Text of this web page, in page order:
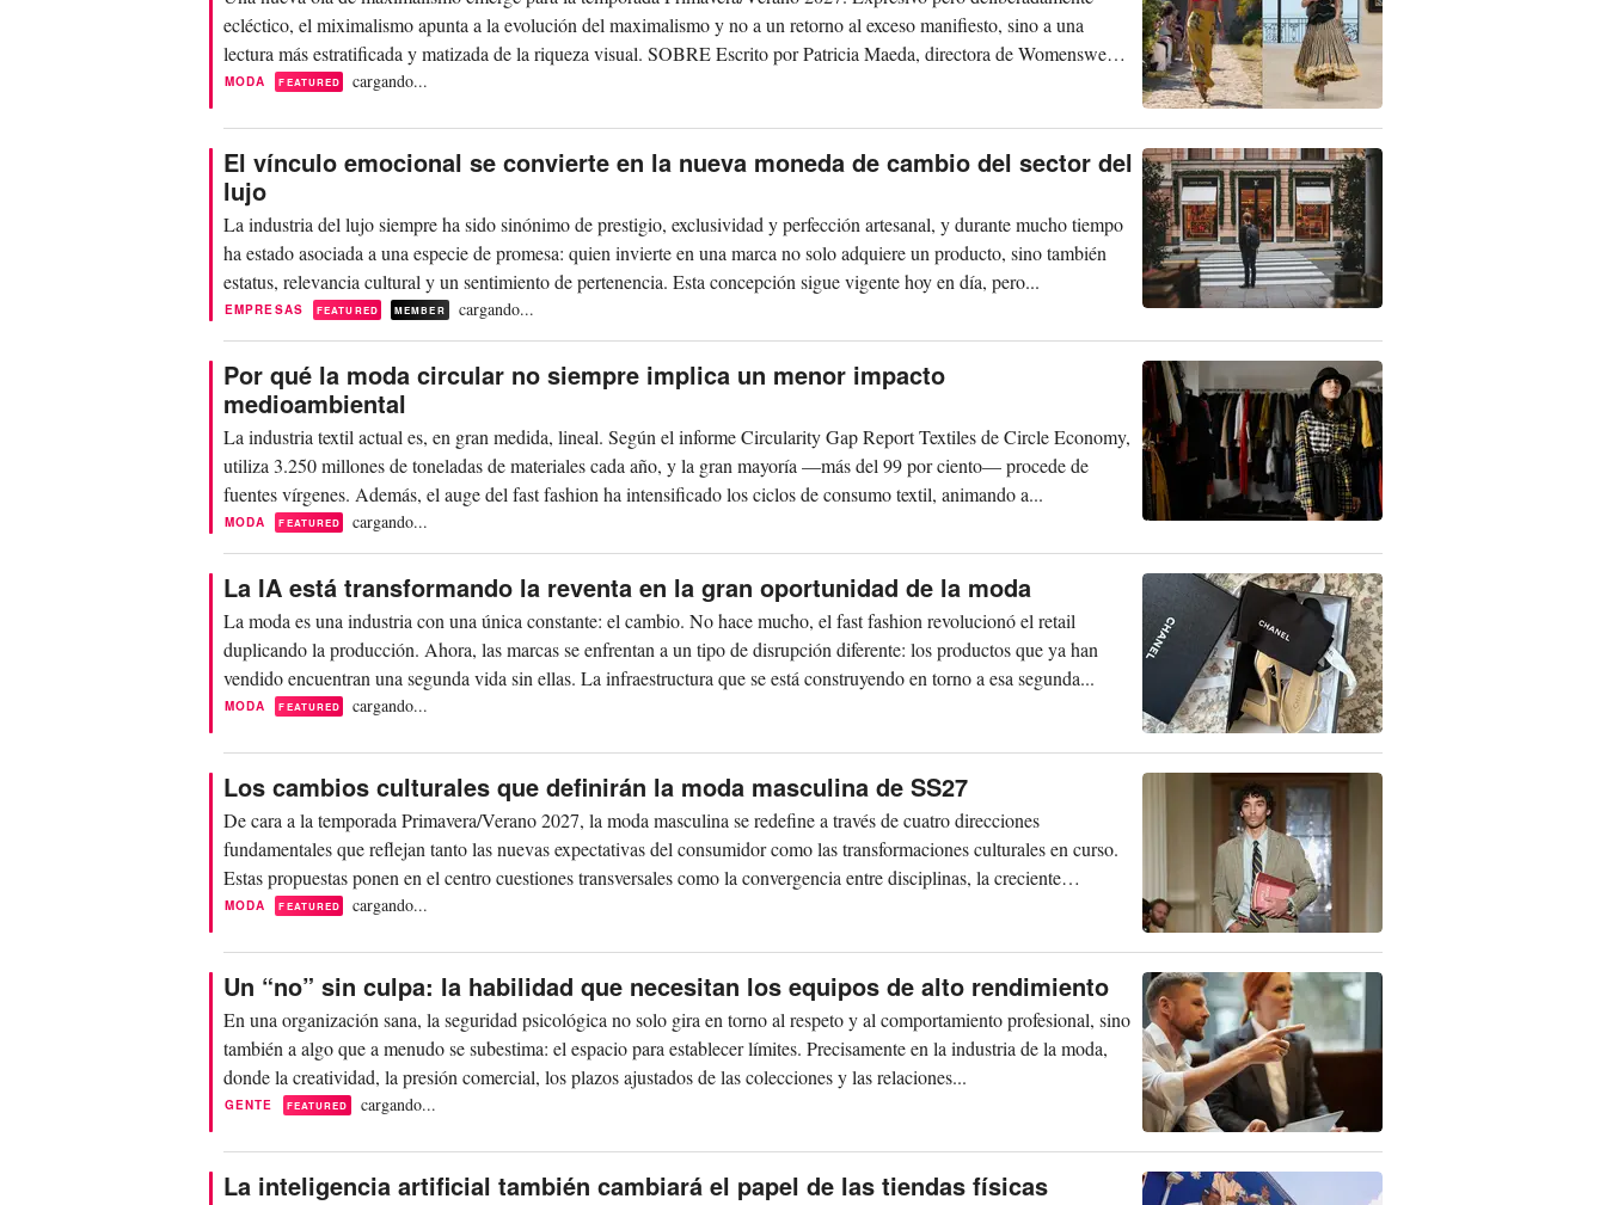
ecléctico, el miximalismo apunta a la evolución del maximalismo y no a un retorno al exceso manifiesto, sino a una
lectura más estratificada y matizada de la riqueza visual. SOBRE Escrito por Patricia Maeda, directora de Womenswear
en...
MODA FEATURED cargando...
El vínculo emocional se convierte en la nueva moneda de cambio del sector del
lujo
La industria del lujo siempre ha sido sinónimo de prestigio, exclusividad y perfección artesanal, y durante mucho tiempo
ha estado asociada a una especie de promesa: quien invierte en una marca no solo adquiere un producto, sino también
estatus, relevancia cultural y un sentimiento de pertenencia. Esta concepción sigue vigente hoy en día, pero...
EMPRESAS FEATURED MEMBER cargando...
Por qué la moda circular no siempre implica un menor impacto
medioambiental
La industria textil actual es, en gran medida, lineal. Según el informe Circularity Gap Report Textiles de Circle Economy,
utiliza 3.250 millones de toneladas de materiales cada año, y la gran mayoría —más del 99 por ciento— procede de
fuentes vírgenes. Además, el auge del fast fashion ha intensificado los ciclos de consumo textil, animando a...
MODA FEATURED cargando...
La IA está transformando la reventa en la gran oportunidad de la moda
La moda es una industria con una única constante: el cambio. No hace mucho, el fast fashion revolucionó el retail
duplicando la producción. Ahora, las marcas se enfrentan a un tipo de disrupción diferente: los productos que ya han
vendido encuentran una segunda vida sin ellas. La infraestructura que se está construyendo en torno a esa segunda...
MODA FEATURED cargando...
Los cambios culturales que definirán la moda masculina de SS27
De cara a la temporada Primavera/Verano 2027, la moda masculina se redefine a través de cuatro direcciones
fundamentales que reflejan tanto las nuevas expectativas del consumidor como las transformaciones culturales en curso.
Estas propuestas ponen en el centro cuestiones transversales como la convergencia entre disciplinas, la creciente
demanda...
MODA FEATURED cargando...
Un “no” sin culpa: la habilidad que necesitan los equipos de alto rendimiento
En una organización sana, la seguridad psicológica no solo gira en torno al respeto y al comportamiento profesional, sino
también a algo que a menudo se subestima: el espacio para establecer límites. Precisamente en la industria de la moda,
donde la creatividad, la presión comercial, los plazos ajustados de las colecciones y las relaciones...
GENTE FEATURED cargando...
La inteligencia artificial también cambiará el papel de las tiendas físicas